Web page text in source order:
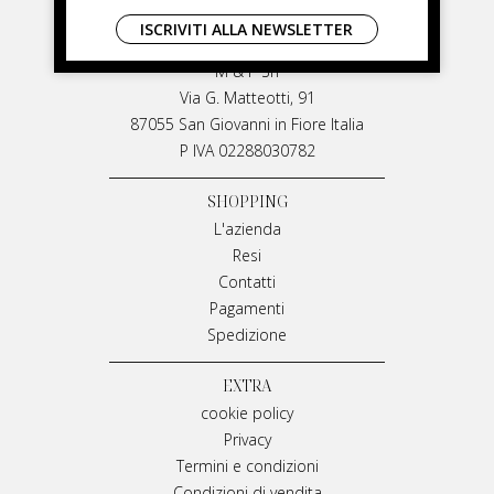
LIVIANA MIRARCHI
M & P Srl
Via G. Matteotti, 91
87055 San Giovanni in Fiore Italia
P IVA 02288030782
SHOPPING
L'azienda
Resi
Contatti
Pagamenti
Spedizione
EXTRA
cookie policy
Privacy
Termini e condizioni
ISCRIVITI ALLA NEWSLETTER